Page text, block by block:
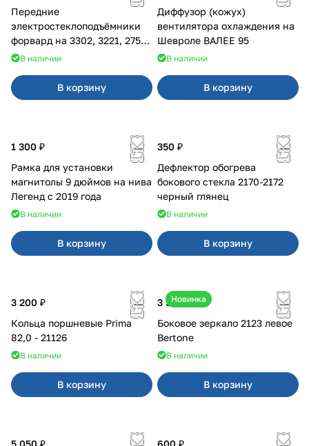
Передние
электростеклоподъёмники
форвард на 3302, 3221, 2752,
2217В наличии
В корзину
Диффузор (кожух)
вентилятора охлаждения на
Шевроле ВАЛЕЕ 95
В наличии
В корзину
1 300 ₽
Рамка для установки
магнитолы 9 дюймов на нива
Легенд с 2019 года
В наличии
В корзину
350 ₽
Дефлектор обогрева
бокового стекла 2170-2172
черный глянец
В наличии
В корзину
3 200 ₽
Кольца поршневые Prima
82,0 - 21126
В наличии
В корзину
Новинка
3 500 ₽
Боковое зеркало 2123 левое
Bertone
В наличии
В корзину
5 050 ₽ 600 ₽